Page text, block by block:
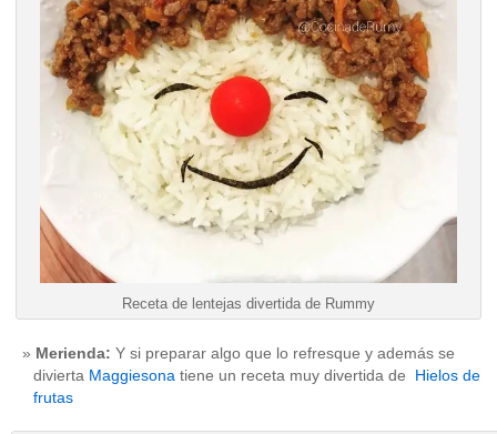
Receta de lentejas divertida de Rummy
Merienda: Y si preparar algo que lo refresque y además se
divierta Maggiesona tiene un receta muy divertida de Hielos de
frutas